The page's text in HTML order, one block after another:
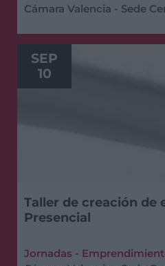
Cámara Valencia - Sede
SEP
10
Taller de creación de
Presencial
Jornadas -